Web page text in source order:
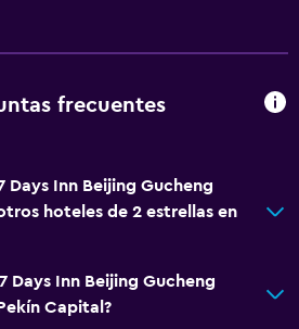
frecuentes
Days Inn Beijing Gucheng
hoteles de 2 estrellas en
Days Inn Beijing Gucheng
Capital?